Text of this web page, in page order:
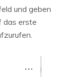
und geben
das erste